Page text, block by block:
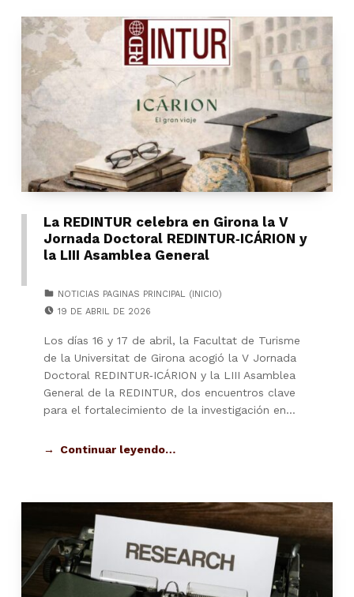
La REDINTUR celebra en Girona la V
Jornada Doctoral REDINTUR‑ICÁRION y
la LIII Asamblea General
NOTICIAS PAGINAS PRINCIPAL (INICIO)
19 DE ABRIL DE 2026
Los días 16 y 17 de abril, la Facultat de Turisme
de la Universitat de Girona acogió la V Jornada
Doctoral REDINTUR‑ICÁRION y la LIII Asamblea
General de la REDINTUR, dos encuentros clave
para el fortalecimiento de la investigación en…
Continuar leyendo…